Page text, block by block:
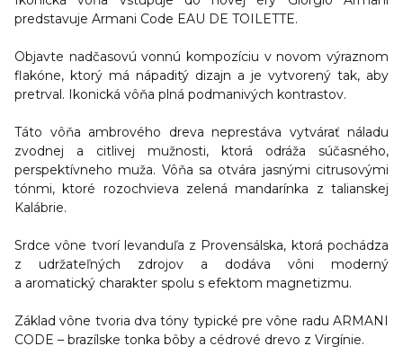
predstavuje Armani Code EAU DE TOILETTE.
Objavte nadčasovú vonnú kompozíciu v novom výraznom
flakóne, ktorý má nápaditý dizajn a je vytvorený tak, aby
pretrval. Ikonická vôňa plná podmanivých kontrastov.
Táto vôňa ambrového dreva neprestáva vytvárať náladu
zvodnej a citlivej mužnosti, ktorá odráža súčasného,
perspektívneho muža. Vôňa sa otvára jasnými citrusovými
tónmi, ktoré rozochvieva zelená mandarínka z talianskej
Kalábrie.
Srdce vône tvorí levanduľa z Provensálska, ktorá pochádza
z udržateľných zdrojov a dodáva vôni moderný
a aromatický charakter spolu s efektom magnetizmu.
Základ vône tvoria dva tóny typické pre vône radu ARMANI
CODE – brazílske tonka bôby a cédrové drevo z Virgínie.